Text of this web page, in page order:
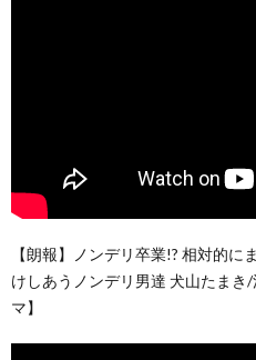
【朗報】ノンデリ卒業!? 相対的
けしあうノンデリ男達 犬山たま
マ】